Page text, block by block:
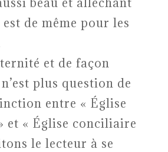
de même pour les
et de façon
plus question de
entre « Église
et « Église conciliaire
le lecteur à se